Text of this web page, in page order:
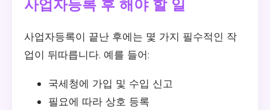
사업자등록 후 해야 할 일
사업자등록이 끝난 후에는 몇 가지 필수적인 작
업이 뒤따릅니다. 예를 들어:
국세청에 가입 및 수입 신고
필요에 따라 상호 등록